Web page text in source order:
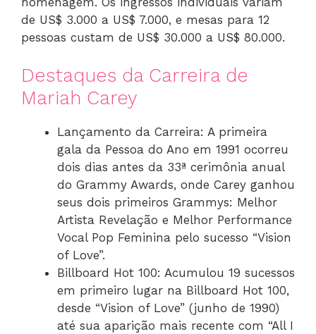
de US$ 3.000 a US$ 7.000, e mesas para 12
pessoas custam de US$ 30.000 a US$ 80.000.
Destaques da Carreira de
Mariah Carey
Lançamento da Carreira: A primeira
gala da Pessoa do Ano em 1991 ocorreu
dois dias antes da 33ª cerimônia anual
do Grammy Awards, onde Carey ganhou
seus dois primeiros Grammys: Melhor
Artista Revelação e Melhor Performance
Vocal Pop Feminina pelo sucesso “Vision
of Love”.
Billboard Hot 100: Acumulou 19 sucessos
em primeiro lugar na Billboard Hot 100,
desde “Vision of Love” (junho de 1990)
até sua aparição mais recente com “All I